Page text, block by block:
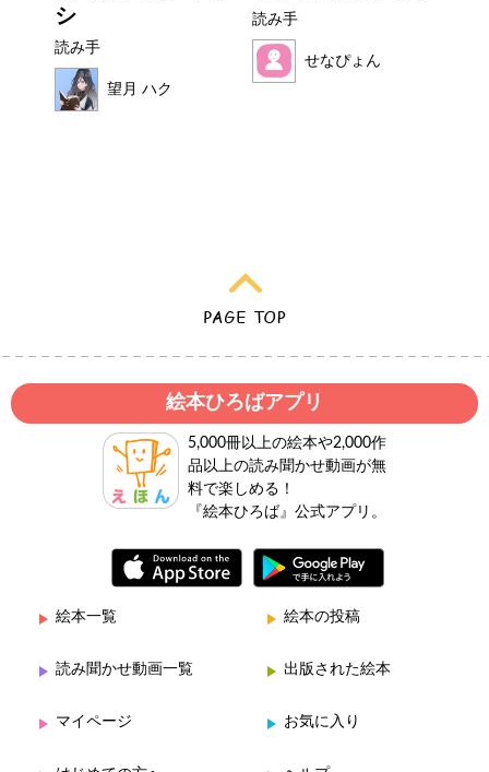
シ
読み手
望月 ハク
読み手
せなぴょん
絵本ひろばアプリ
5,000冊以上の絵本や2,000作
品以上の読み聞かせ動画が無
料で楽しめる！
『絵本ひろば』公式アプリ。
絵本一覧 絵本の投稿
読み聞かせ動画一覧 出版された絵本
マイページ お気に入り